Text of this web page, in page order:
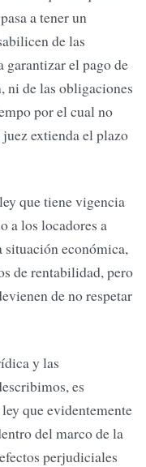
a tener un
de las
garantizar el pago de
ni de las obligaciones
por el cual no
extienda el plazo
que tiene vigencia
a los locadores a
situación económica,
de rentabilidad, pero
de no respetar
y las
es
que evidentemente
del marco de la
perjudiciales